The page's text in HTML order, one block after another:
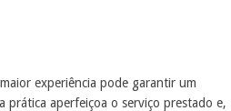
experiência pode garantir um
prática aperfeiçoa o serviço prestado e,